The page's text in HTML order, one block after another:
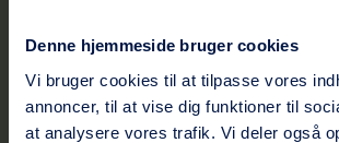
Denne hjemmeside bruger cookies
Vi bruger cookies til at tilpasse vores
annoncer, til at vise dig funktioner til
at analysere vores trafik. Vi deler også
Silkeborgmotorvejen 243a (syd)
8670 Låsby
Rutebeskrivelse